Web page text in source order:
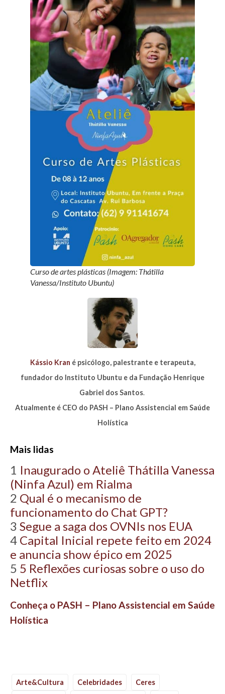
Curso de artes plásticas (Imagem: Thátilla
Vanessa/Instituto Ubuntu)
Kássio Kran é psicólogo, palestrante e terapeuta,
fundador do Instituto Ubuntu e da Fundação Henrique
Gabriel dos Santos.
Atualmente é CEO do PASH – Plano Assistencial em Saúde
Holística
Mais lidas
1 Inaugurado o Ateliê Thátilla Vanessa
(Ninfa Azul) em Rialma
2 Qual é o mecanismo de
funcionamento do Chat GPT?
3 Segue a saga dos OVNIs nos EUA
4 Capital Inicial repete feito em 2024
e anuncia show épico em 2025
5 5 Reflexões curiosas sobre o uso do
Netflix
Conheça o PASH – Plano Assistencial em Saúde
Holística
Arte&Cultura Celebridades
Ceres